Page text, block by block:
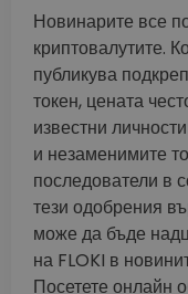
Новинарите все
криптовалутите.
публикува
токен, цената
известни
и незаменимите
последователи в
тези одобрения
може да бъде
на FLOKI в
Посетете онлайн